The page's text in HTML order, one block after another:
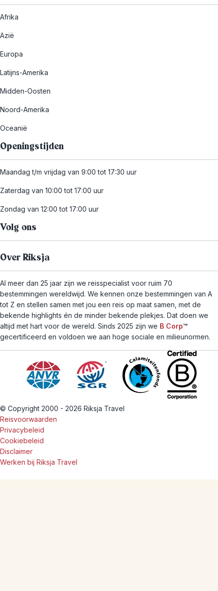
Afrika
Azië
Europa
Latijns-Amerika
Midden-Oosten
Noord-Amerika
Oceanië
Openingstijden
Maandag t/m vrijdag van 9:00 tot 17:30 uur
Zaterdag van 10:00 tot 17:00 uur
Zondag van 12:00 tot 17:00 uur
Volg ons
Over Riksja
Al meer dan 25 jaar zijn we reisspecialist voor ruim 70
bestemmingen wereldwijd. We kennen onze bestemmingen van A
tot Z en stellen samen met jou een reis op maat samen, met de
bekende highlights én de minder bekende plekjes. Dat doen we
altijd met hart voor de wereld. Sinds 2025 zijn we B Corp™
gecertificeerd en voldoen we aan hoge sociale en milieunormen.
© Copyright 2000 - 2026 Riksja Travel
Reisvoorwaarden
Privacybeleid
Cookiebeleid
Disclaimer
Werken bij Riksja Travel